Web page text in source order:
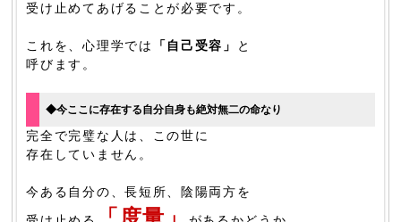
受け止めてあげることが必要です。
これを、心理学では 「自己受容」
と
呼びます。
◆今ここに存在する自分自身も絶対無二の命なり
完全で完璧な人は、この世に
存在していません。
今ある自分の、長短所、陰陽両方を